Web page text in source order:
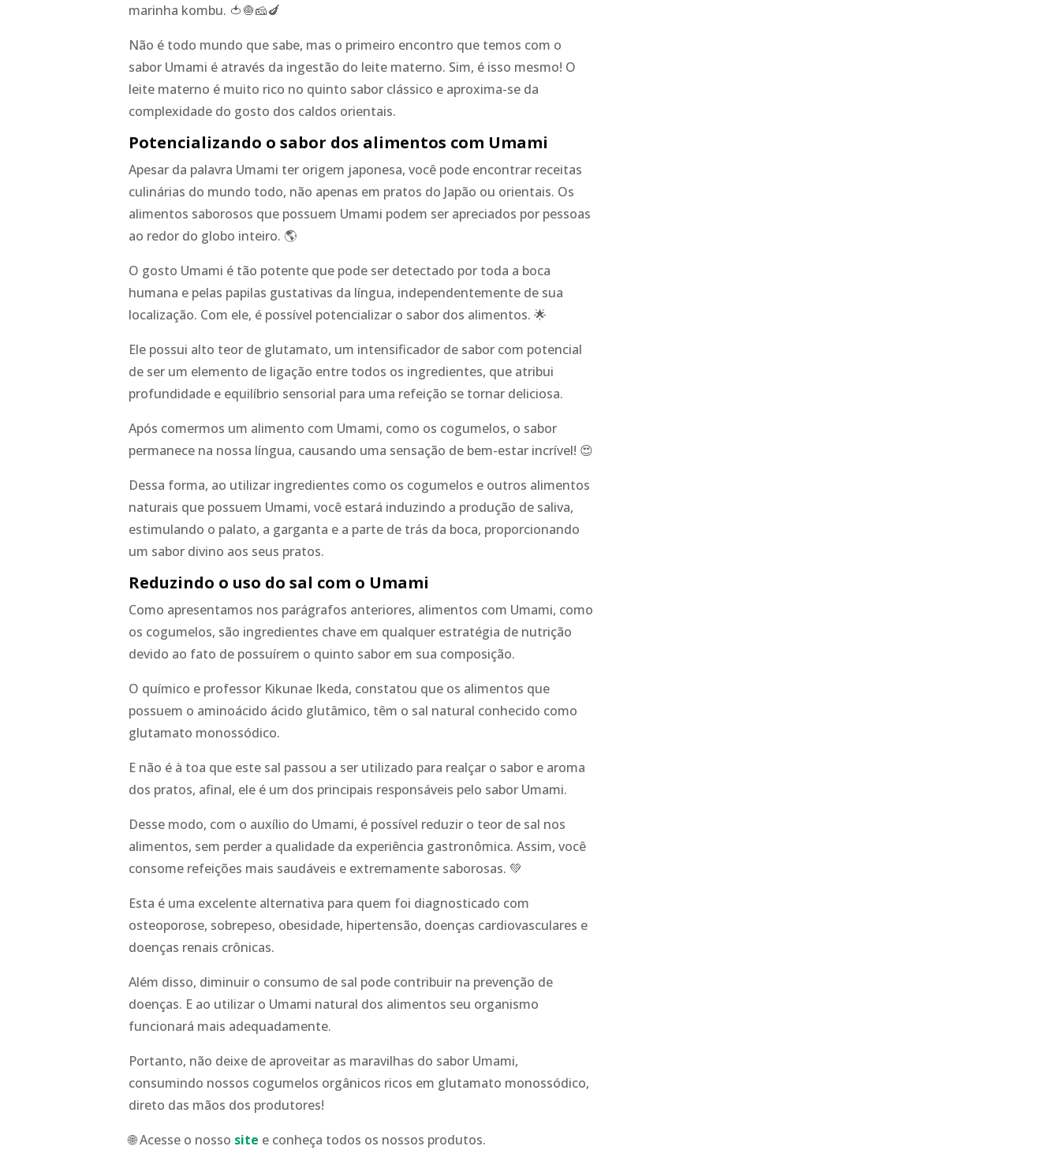
marinha kombu. 🍅🧅🧀🍆
Não é todo mundo que sabe, mas o primeiro encontro que temos com o
sabor Umami é através da ingestão do leite materno. Sim, é isso mesmo! O
leite materno é muito rico no quinto sabor clássico e aproxima-se da
complexidade do gosto dos caldos orientais.
Potencializando o sabor dos alimentos com Umami
Apesar da palavra Umami ter origem japonesa, você pode encontrar receitas
culinárias do mundo todo, não apenas em pratos do Japão ou orientais. Os
alimentos saborosos que possuem Umami podem ser apreciados por pessoas
ao redor do globo inteiro. 🌎
O gosto Umami é tão potente que pode ser detectado por toda a boca
humana e pelas papilas gustativas da língua, independentemente de sua
localização. Com ele, é possível potencializar o sabor dos alimentos. 🌟
Ele possui alto teor de glutamato, um intensificador de sabor com potencial
de ser um elemento de ligação entre todos os ingredientes, que atribui
profundidade e equilíbrio sensorial para uma refeição se tornar deliciosa.
Após comermos um alimento com Umami, como os cogumelos, o sabor
permanece na nossa língua, causando uma sensação de bem-estar incrível! 😍
Dessa forma, ao utilizar ingredientes como os cogumelos e outros alimentos
naturais que possuem Umami, você estará induzindo a produção de saliva,
estimulando o palato, a garganta e a parte de trás da boca, proporcionando
um sabor divino aos seus pratos.
Reduzindo o uso do sal com o Umami
Como apresentamos nos parágrafos anteriores, alimentos com Umami, como
os cogumelos, são ingredientes chave em qualquer estratégia de nutrição
devido ao fato de possuírem o quinto sabor em sua composição.
O químico e professor Kikunae Ikeda, constatou que os alimentos que
possuem o aminoácido ácido glutâmico, têm o sal natural conhecido como
glutamato monossódico.
E não é à toa que este sal passou a ser utilizado para realçar o sabor e aroma
dos pratos, afinal, ele é um dos principais responsáveis pelo sabor Umami.
Desse modo, com o auxílio do Umami, é possível reduzir o teor de sal nos
alimentos, sem perder a qualidade da experiência gastronômica. Assim, você
consome refeições mais saudáveis e extremamente saborosas. 💚
Esta é uma excelente alternativa para quem foi diagnosticado com
osteoporose, sobrepeso, obesidade, hipertensão, doenças cardiovasculares e
doenças renais crônicas.
Além disso, diminuir o consumo de sal pode contribuir na prevenção de
doenças. E ao utilizar o Umami natural dos alimentos seu organismo
funcionará mais adequadamente.
Portanto, não deixe de aproveitar as maravilhas do sabor Umami,
consumindo nossos cogumelos orgânicos ricos em glutamato monossódico,
direto das mãos dos produtores!
🌐 Acesse o nosso site e conheça todos os nossos produtos.